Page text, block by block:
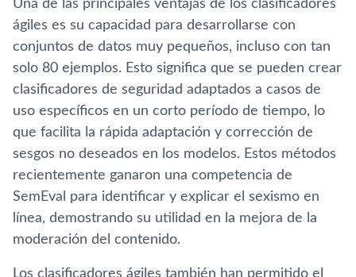
Una de las principales ventajas de los clasificadores
ágiles es su capacidad para desarrollarse con
conjuntos de datos muy pequeños, incluso con tan
solo 80 ejemplos. Esto significa que se pueden crear
clasificadores de seguridad adaptados a casos de
uso específicos en un corto período de tiempo, lo
que facilita la rápida adaptación y corrección de
sesgos no deseados en los modelos. Estos métodos
recientemente ganaron una competencia de
SemEval para identificar y explicar el sexismo en
línea, demostrando su utilidad en la mejora de la
moderación del contenido.
Los clasificadores ágiles también han permitido el